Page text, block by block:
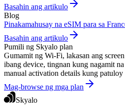
Basahin ang artikulo
Blog
Pinakamahusay na eSIM para sa
Basahin ang artikulo
Pumili ng Skyalo plan
Gumamit ng Wi-Fi, lakasan ang
ibang device, tingnan kung nagamit
manual activation details kung patuloy
Mag-browse ng mga plan
Skyalo